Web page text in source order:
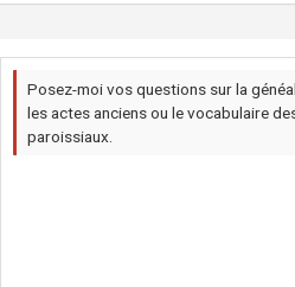
Posez-moi vos questions sur la
les actes anciens ou le vocabulaire
paroissiaux.